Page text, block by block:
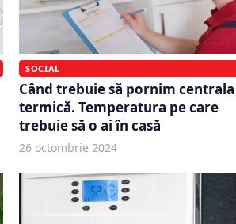
SOCIAL
Când trebuie să pornim centrala
termică. Temperatura pe care
trebuie să o ai în casă
26 octombrie 2024